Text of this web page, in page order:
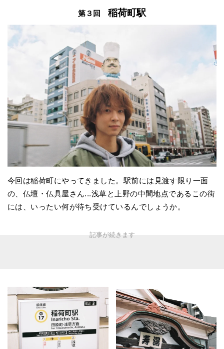
第３回 稲荷町駅
今回は稲荷町にやってきました。駅前には見渡す限り一面
の、仏壇・仏具屋さん...浅草と上野の中間地点であるこの街
には、いったい何が待ち受けているんでしょうか。